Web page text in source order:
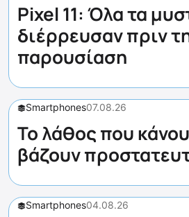
Pixel 11: Όλα τα
διέρρευσαν πριν
παρουσίαση
Smartphones07.08.26
Το λάθος που
βάζουν
Smartphones04.08.26